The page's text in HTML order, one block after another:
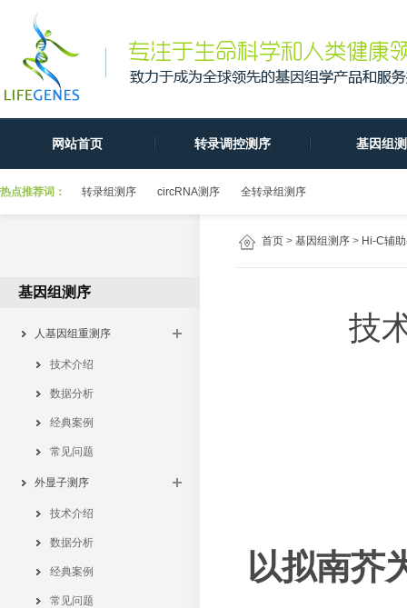
网站首页 转录调控测序 基因组
热点推荐词： 转录组测序 circRNA测序 全转录组测序
首页 > 基因组测序 > Hi-C辅
基因组测序
人基因组重测序
技术介绍
数据分析
经典案例
常见问题
外显子测序
技术介绍
数据分析
经典案例
常见问题
技
以拟南芥